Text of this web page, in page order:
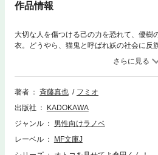
作品情報
大切な人を傷つける己の力を恐れて、優樹
衣。どうやら、猫鬼と呼ばれ妖の社会に反
緒にいるらしい。愛衣を取り戻すため、優
――これまで、優樹を支えた、仲間たちが
い”を身に宿しながらも妖を婚約者にした
る！ もちろん、ふたまたダメ男の十八番
樹の運命は！？ ハーレムエンドを目指し
田くん！
著者 斉藤真也
フミオ
出版社
KADOKAWA
ジャンル
男性向けラノベ
レーベル
MF文庫J